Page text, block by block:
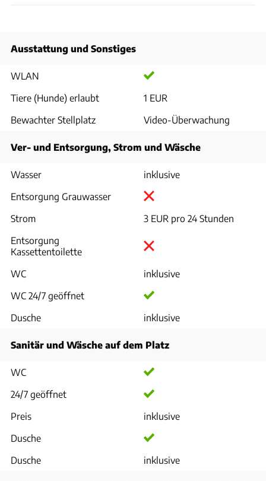
Ausstattung und Sonstiges
WLAN
Tiere (Hunde) erlaubt
1 EUR
Bewachter Stellplatz
Video-Überwachung
Ver- und Entsorgung, Strom und Wäsche
Wasser
inklusive
Entsorgung Grauwasser
Strom
3 EUR pro 24 Stunden
Entsorgung
Kassettentoilette
WC
inklusive
WC 24/7 geöffnet
Dusche
inklusive
Sanitär und Wäsche auf dem Platz
WC
24/7 geöffnet
Preis
inklusive
Dusche
Dusche
inklusive